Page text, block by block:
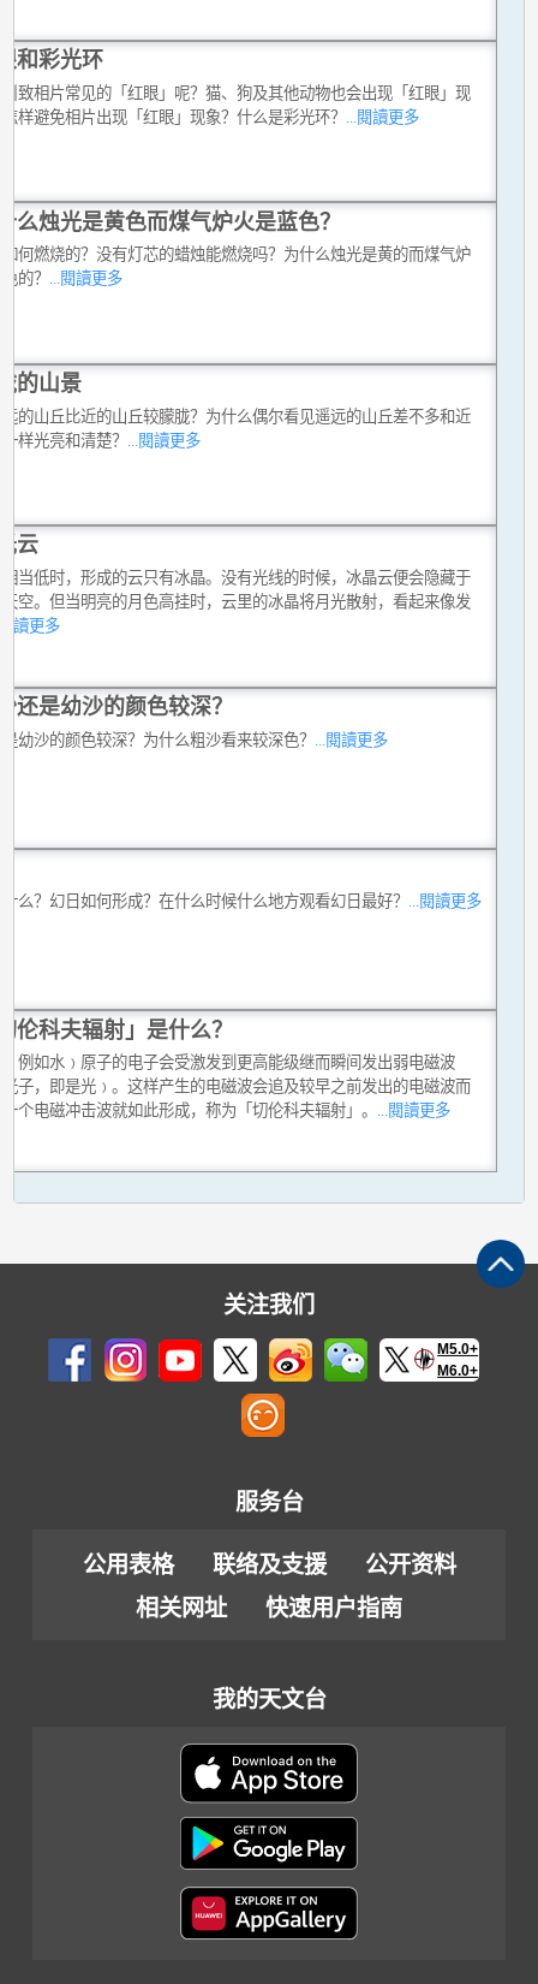
和彩光环
致相片常见的「红眼」呢？猫、狗及其他动物也会出现「红眼」现
样避免相片出现「红眼」现象？什么是彩光环？ ...閱讀更多
么烛光是黄色而煤气炉火是蓝色？
何燃烧的？没有灯芯的蜡烛能燃烧吗？为什么烛光是黄的而煤气炉
的？ ...閱讀更多
的山景
的山丘比近的山丘较朦胧？为什么偶尔看见遥远的山丘差不多和近
样光亮和清楚？
...閱讀更多
云
当低时，形成的云只有冰晶。没有光线的时候，冰晶云便会隐藏于
空。但当明亮的月色高挂时，云里的冰晶将月光散射，看起来像发
讀更多
还是幼沙的颜色较深？
幼沙的颜色较深？为什么粗沙看来较深色？ ...閱讀更多
么？幻日如何形成？在什么时候什么地方观看幻日最好？ ...閱讀更多
伦科夫辐射」是什么？
例如水﹚原子的电子会受激发到更高能级继而瞬间发出弱电磁波
子，即是光﹚。这样产生的电磁波会追及较早之前发出的电磁波而
个电磁冲击波就如此形成，称为「切伦科夫辐射」。 ...閱讀更多
关注我们
M5.0+
M6.0+
服务台
公用表格 联络及支援
公开资料
相关网址
快速用户指南
我的天文台